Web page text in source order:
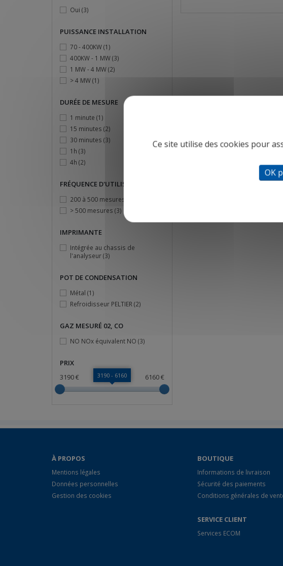
Oui (3)
PUISSANCE INSTALLATION
70 - 400KW(1)
400KW - 1 MW(3)
1 MW - 4 MW(2)
> 4 MW(1)
DURÉE DE MESURE
1 minute (1)
15 minutes (2)
30 minutes (3)
1h (3)
4h (2)
FRÉQUENCE D'UTILISATION
200 à 500 mesures
> 500 mesures (3)
IMPRIMANTE
Intégrée au chassis de
l'analyseur(3)
POT DE CONDENSATION
Métal (1)
Refroidisseur PELTIER (2)
GAZ MESURÉ 02, CO
NO NOx équivalent NO (3)
PRIX
3190 €
6160 €
3190 - 6160
À PROPOS
Mentions légales
Données personnelles
Gestion des cookies
BOUTIQUE
Informations de livraison
Sécurité des paiements
Conditions générales de
SERVICE CLIENT
Services ECOM
Ce site utilise des cookies pour
OK